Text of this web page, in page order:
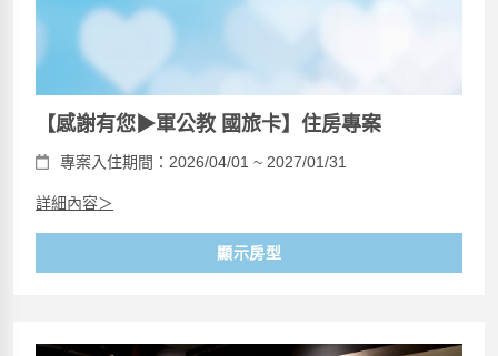
【感謝有您▶軍公教 國旅卡】住房專案
專案入住期間：2026/04/01 ~ 2027/01/31
詳細內容＞
顯示房型